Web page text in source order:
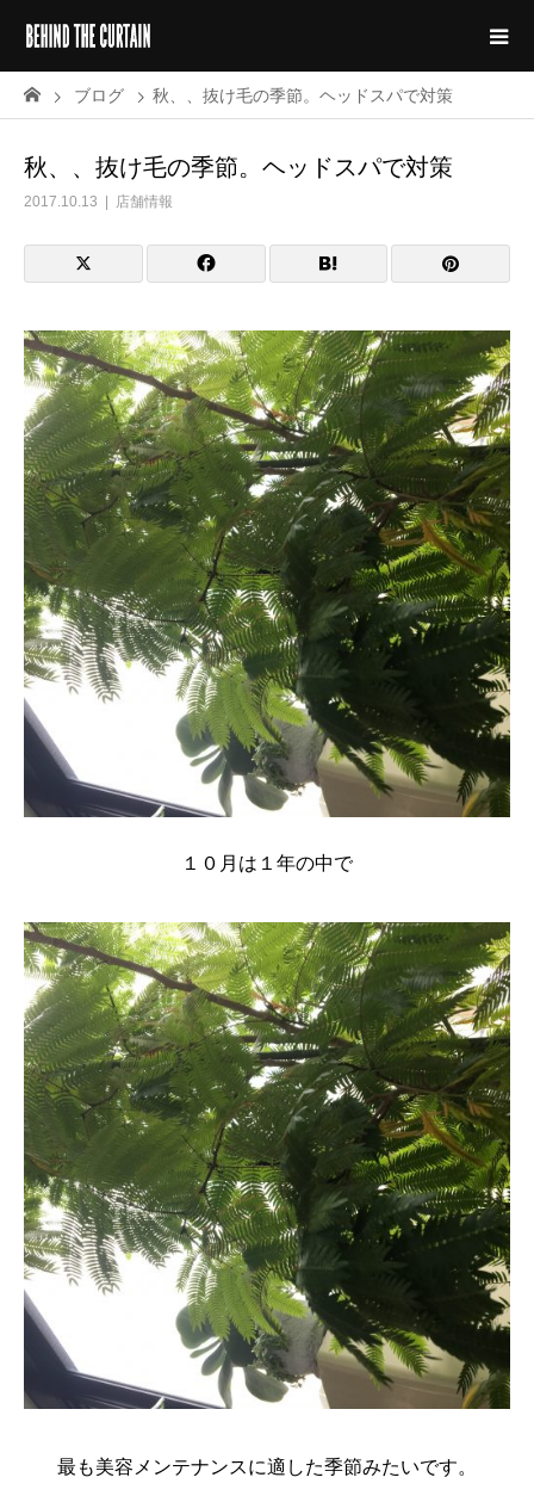
ブログ 秋、、抜け毛の季節。ヘッドスパで対策
秋、、抜け毛の季節。ヘッドスパで対策
2017.10.13 店舗情報
１０月は１年の中で
最も美容メンテナンスに適した季節みたいです。